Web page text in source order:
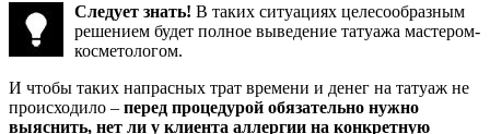
Следует знать! В таких ситуациях целесообразным
решением будет полное выведение татуажа мастером-
косметологом.
И чтобы таких напрасных трат времени и денег на татуаж не
происходило – перед процедурой обязательно нужно
выяснить, нет ли у клиента аллергии на конкретную